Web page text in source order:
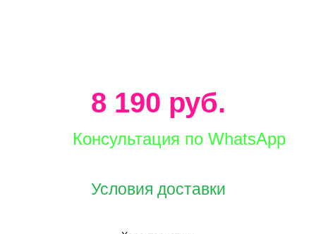
8 190 руб.
Консультация по WhatsApp
Условия доставки